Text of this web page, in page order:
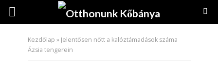
Kezdőlap » Jelentősen nőtt a kalóztámadások száma
Ázsia tengerein